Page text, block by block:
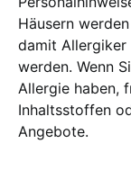
Häusern
damit Allergiker
werden. Wenn
Allergie haben,
Inhaltsstoffen
Angebote.